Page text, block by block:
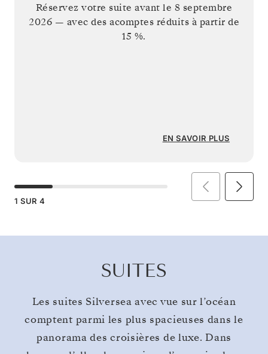
Réservez votre suite avant le 8 septembre
2026 — avec des acomptes réduits à partir de
15 %.
EN SAVOIR PLUS
1 SUR 4
SUITES
Les suites Silversea avec vue sur l’océan
comptent parmi les plus spacieuses dans le
panorama des croisières de luxe. Dans